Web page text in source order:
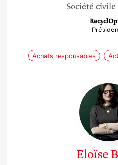
Société civile
Achats responsables
Eloïse